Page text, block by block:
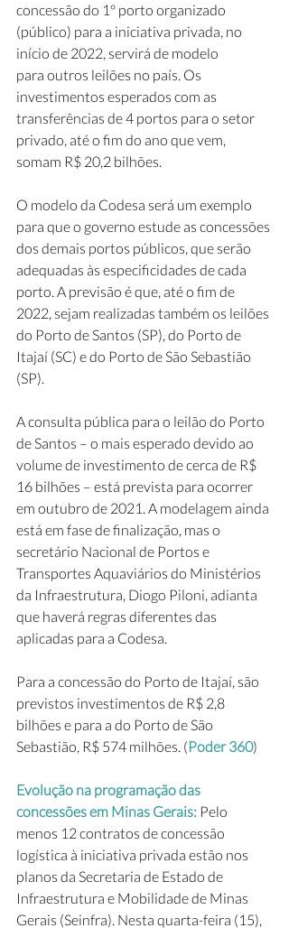
concessão do 1º porto organizado
(público) para a iniciativa privada, no
início de 2022, servirá de modelo
para outros leilões no país. Os
investimentos esperados com as
transferências de 4 portos para o setor
privado, até o fim do ano que vem,
somam R$ 20,2 bilhões.
O modelo da Codesa será um exemplo
para que o governo estude as concessões
dos demais portos públicos, que serão
adequadas às especificidades de cada
porto. A previsão é que, até o fim de
2022, sejam realizadas também os leilões
do Porto de Santos (SP), do Porto de
Itajaí (SC) e do Porto de São Sebastião
(SP).
A consulta pública para o leilão do Porto
de Santos – o mais esperado devido ao
volume de investimento de cerca de R$
16 bilhões – está prevista para ocorrer
em outubro de 2021. A modelagem ainda
está em fase de finalização, mas o
secretário Nacional de Portos e
Transportes Aquaviários do Ministérios
da Infraestrutura, Diogo Piloni, adianta
que haverá regras diferentes das
aplicadas para a Codesa.
Para a concessão do Porto de Itajaí, são
previstos investimentos de R$ 2,8
bilhões e para a do Porto de São
Sebastião, R$ 574 milhões. (Poder 360)
Evolução na programação das
concessões em Minas Gerais: Pelo
menos 12 contratos de concessão
logística à iniciativa privada estão nos
planos da Secretaria de Estado de
Infraestrutura e Mobilidade de Minas
Gerais (Seinfra). Nesta quarta-feira (15),